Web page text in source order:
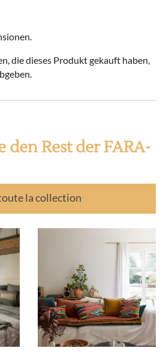
die dieses Produkt gekauft haben,
den Rest der FARA-
la collection